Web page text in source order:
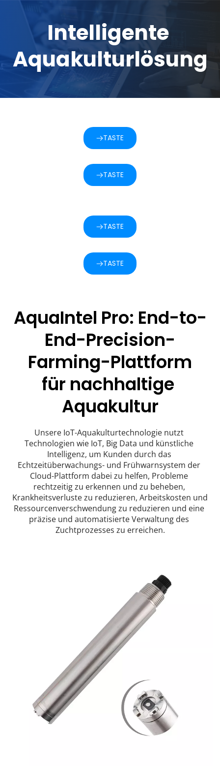
Intelligente
Aquakulturlösung
TASTE
TASTE
TASTE
TASTE
AquaIntel Pro: End-to-
End-Precision-
Farming-Plattform
für nachhaltige
Aquakultur
Unsere IoT-Aquakulturtechnologie nutzt
Technologien wie IoT, Big Data und künstliche
Intelligenz, um Kunden durch das
Echtzeitüberwachungs- und Frühwarnsystem der
Cloud-Plattform dabei zu helfen, Probleme
rechtzeitig zu erkennen und zu beheben,
Krankheitsverluste zu reduzieren, Arbeitskosten und
Ressourcenverschwendung zu reduzieren und eine
präzise und automatisierte Verwaltung des
Zuchtprozesses zu erreichen.